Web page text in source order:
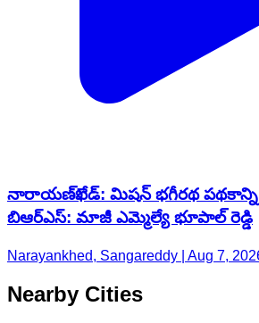
నారాయణ్​ఖేడ్: మిషన్ భగీరథ పథకాన్ని
బిఆర్ఎస్: మాజీ ఎమ్మెల్యే భూపాల్ రెడ్డి
Narayankhed, Sangareddy | Aug 7,
Nearby Cities